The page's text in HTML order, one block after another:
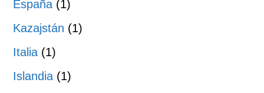
España (1)
Kazajstán (1)
Italia (1)
Islandia (1)